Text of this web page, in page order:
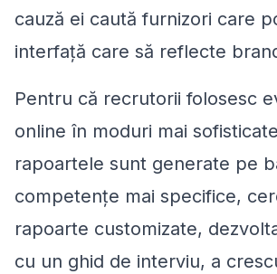
cauză ei caută furnizori care
interfață care să reflecte
Pentru că recrutorii folosesc
online în moduri mai
rapoartele sunt generate pe
competențe mai specifice,
rapoarte customizate,
cu un ghid de interviu, a